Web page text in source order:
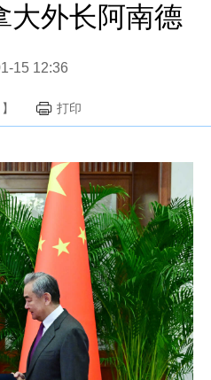
大外长阿南德
15 12:36
】 打印